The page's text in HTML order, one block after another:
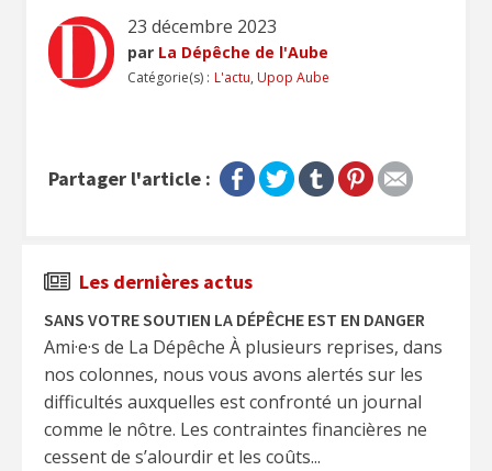
23 décembre 2023
par La Dépêche de l'Aube
Catégorie(s) : L'actu, Upop Aube
Partager l'article :
Les dernières actus
SANS VOTRE SOUTIEN LA DÉPÊCHE EST EN DANGER
Ami·e·s de La Dépêche À plusieurs reprises, dans
nos colonnes, nous vous avons alertés sur les
difficultés auxquelles est confronté un journal
comme le nôtre. Les contraintes financières ne
cessent de s’alourdir et les coûts...